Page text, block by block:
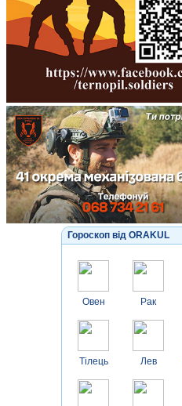
Гороскоп від ORAKUL
Овен
Тілець
Рак
Лев